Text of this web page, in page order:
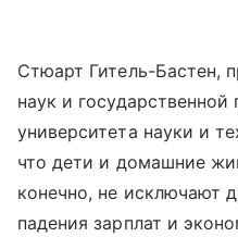
Стюарт Гитель-Бастен,
наук и государственной
университета науки и
что дети и домашние
конечно, не исключают
падения зарплат и